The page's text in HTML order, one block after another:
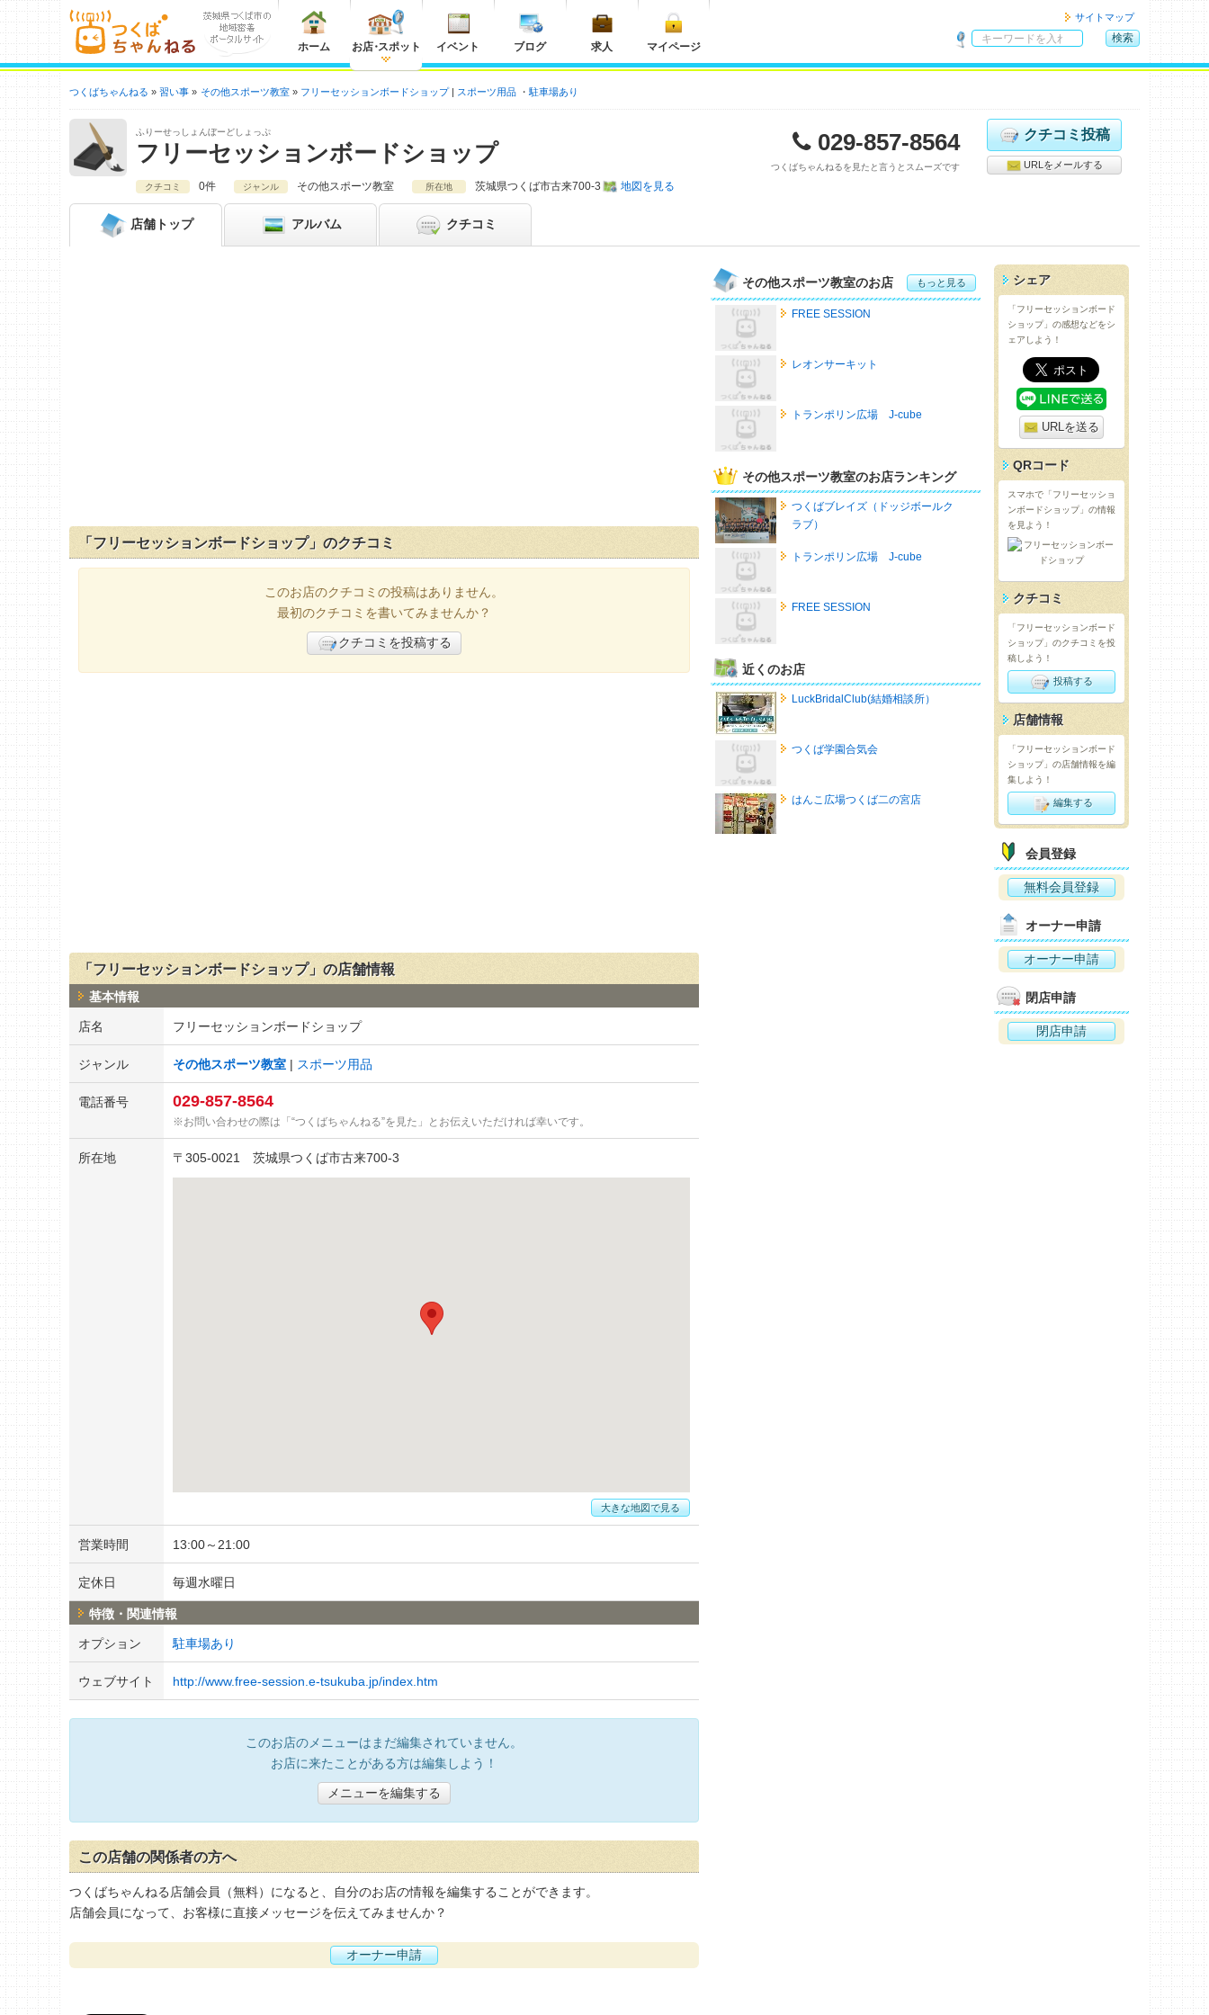
ホーム お店・スポット イベント ブログ 求人 マイページ
サイトマップ
内
索
検索
つくばちゃんねる 習い事 その他スポーツ教室 フリーセッションボードショップ スポーツ用品 駐車場あり
ふりーせっしょんぼーどしょっぷ
フリーセッションボードショップ 029-857-8564
つくばちゃんねるを見たと言うとスムーズです
クチコミ投稿
URLをメールする
クチコミ 0件 ジャンル その他スポーツ教室 所在地 茨城県つくば市古来700-3 地図を見る
店舗 トップ アルバム クチコミ
「フリーセッションボードショップ」のクチコミ
このお店のクチコミの投稿はありません。
最初のクチコミを書いてみませんか？
クチコミを投稿する
「フリーセッションボードショップ」の店舗情報
基本情報
店名 フリーセッションボードショップ
ジャンル その他スポーツ教室 スポーツ用品
電話番号 029-857-8564
お問い合わせの際は「“つくばちゃんねる”を見た」とお伝えいただければ幸いです。
所在地 〒 305-0021 茨城県つくば市古来700-3
大きな地図で見る
営業時間 13:00～21:00
定休日 毎週水曜日
特徴・関連情報
オプション 駐車場あり
ウェブサイト http://www.free-session.e-tsukuba.jp/index.htm
このお店のメニューはまだ編集されていません。
お店に来たことがある方は編集しよう！
メニューを編集する
この店舗の関係者の方へ
つくばちゃんねる店舗会員（無料）になると、自分のお店の情報を編集することができます。
店舗会員になって、お客様に直接メッセージを伝えてみませんか？
オーナー申請
その他スポーツ教室のお店 もっと見る
FREE SESSION
レオンサーキット
トランポリン広場 J-cube
その他スポーツ教室のお店ランキング
つくばブレイズ（ドッジボールク
ラブ）
トランポリン広場 J-cube
FREE SESSION
近くのお店
LuckBridalClub(結婚相談所）
つくば学園合気会
はんこ広場つくば二の宮店
シェア
「フリーセッションボード
ショップ」の感想などをシ
ェアしよう！
URLを送る
QRコード
スマホで「フリーセッショ
ンボードショップ」の情報
を見よう！
クチコミ
「フリーセッションボード
ショップ」のクチコミを投
稿しよう！
投稿する
店舗情報
「フリーセッションボード
ショップ」の店舗情報を編
集しよう！
編集する
会員登録
無料会員登録
オーナー申請
オーナー申請
閉店申請
閉店申請